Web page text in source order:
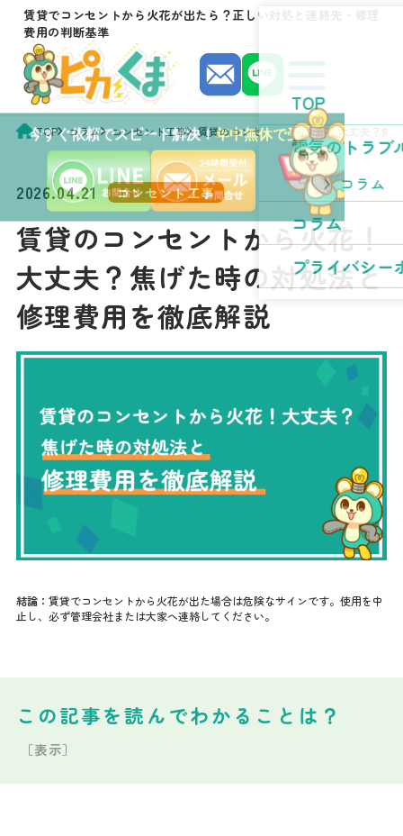
賃貸でコンセントから火花が出たら？正しい対処と連絡先・修理
費用の判断基準
TOP
電気のトラブ
コラム
コラム
プライバシー
TOP コラム コンセント工事 賃貸のコンセントから火花！大丈夫？焦
2026.04.21 コンセント工事
賃貸のコンセントから火花！
大丈夫？焦げた時の対処法と
修理費用を徹底解説
結論： 賃貸でコンセントから火花が出た場合は危険なサインです。使用を中
止し、必ず管理会社または大家へ連絡してください。
この記事を読んでわかることは？
今すぐ依頼でスピード解決！年中無休で受付中！